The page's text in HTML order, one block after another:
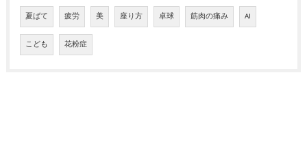
夏ばて 疲労 美 座り方 卓球 筋肉の痛み AI
こども 花粉症